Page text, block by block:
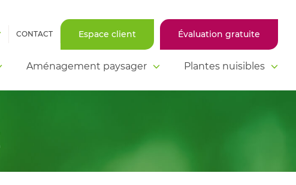
CONTACT Espace client Évaluation gratuite
Aménagement paysager Plantes nuisibles